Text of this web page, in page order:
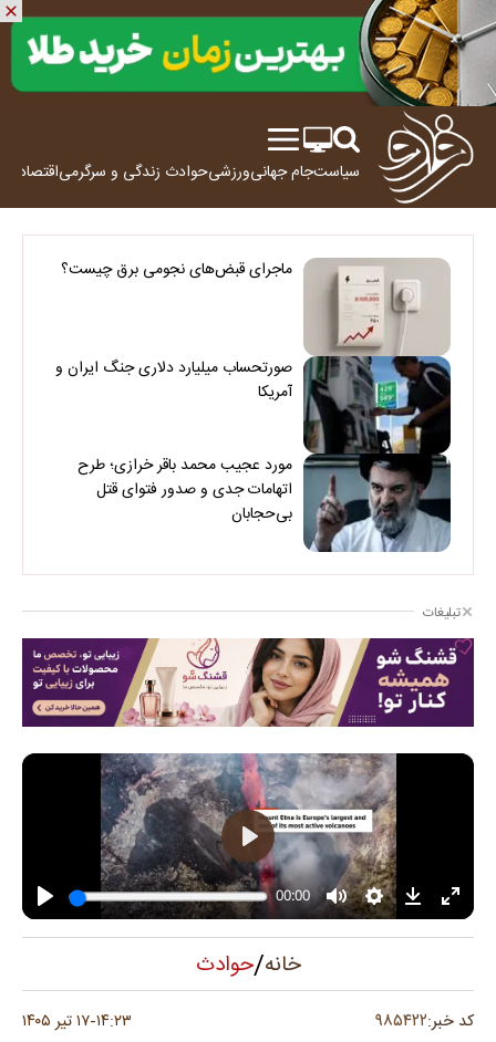
سیاستجام جهانیورزشیحوادث زندگی و سرگرمیاقتصاد
ماجرای قبض‌های نجومی برق چیست؟
صورتحساب میلیارد دلاری جنگ ایران و
آمریکا
مورد عجیب محمد باقر خرازی؛ طرح
اتهامات جدی و صدور فتوای قتل
بی‌حجابان
تبلیغات
خانه/حوادث
کد خبر:۹۸۵۴۲۲ ۱۴:۲۳-۱۷ تیر ۱۴۰۵